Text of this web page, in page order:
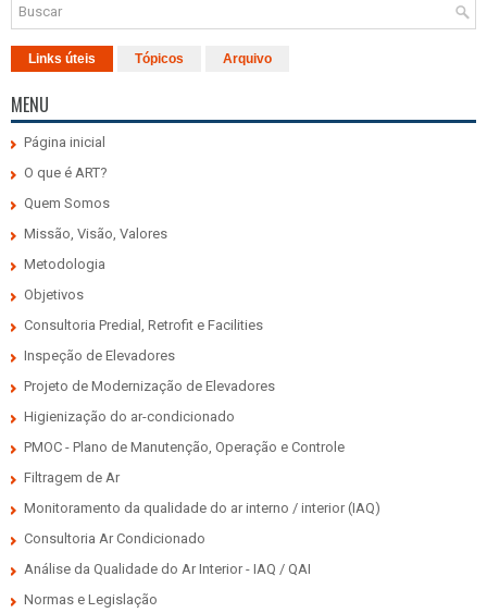
Links úteis Tópicos Arquivo
MENU
Página inicial
O que é ART?
Quem Somos
Missão, Visão, Valores
Metodologia
Objetivos
Consultoria Predial, Retrofit e Facilities
Inspeção de Elevadores
Projeto de Modernização de Elevadores
Higienização do ar-condicionado
PMOC - Plano de Manutenção, Operação e Controle
Filtragem de Ar
Monitoramento da qualidade do ar interno / interior (IAQ)
Consultoria Ar Condicionado
Análise da Qualidade do Ar Interior - IAQ / QAI
Normas e Legislação